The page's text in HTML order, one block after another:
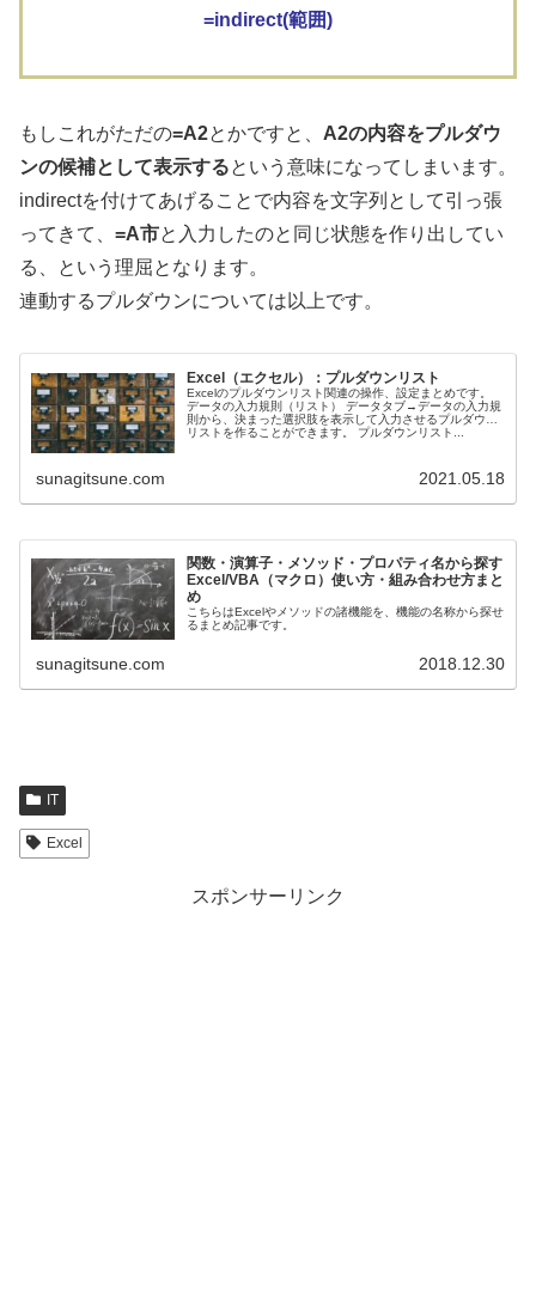
=indirect(範囲)
もしこれがただの=A2とかですと、 A2の内容をプルダウ
ンの候補として表示するという意味になってしまいます。
indirectを付けてあげることで内容を文字列として引っ張
ってきて、 =A市と入力したのと同じ状態を作り出してい
る、という理屈となります。
連動するプルダウンについては以上です。
Excel（エクセル）：プルダウンリスト
Excelのプルダウンリスト関連の操作、設定まとめです。
データの入力規則（リスト） データタブ→データの入力規
則から、決まった選択肢を表示して入力させるプルダウン
リストを作ることができます。 プルダウンリスト...
sunagitsune.com 2021.05.18
関数・演算子・メソッド・プロパティ名から探す
Excel/VBA（マクロ）使い方・組み合わせ方まと
め
こちらはExcelやメソッドの諸機能を、機能の名称から探せ
るまとめ記事です。
sunagitsune.com 2018.12.30
IT
Excel
スポンサーリンク